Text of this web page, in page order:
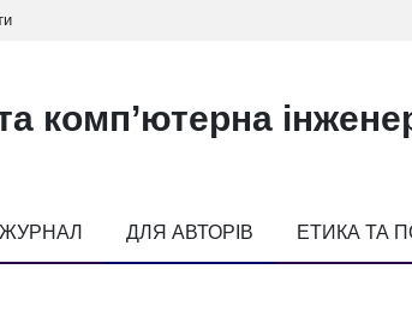
комп’ютерна
ДЛЯ АВТОРІВ ЕТИКА ТА